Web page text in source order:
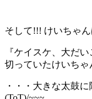
そして!!! けいちゃ
『ケイスケ、大だ
切っていたけいち
・・・大きな太鼓